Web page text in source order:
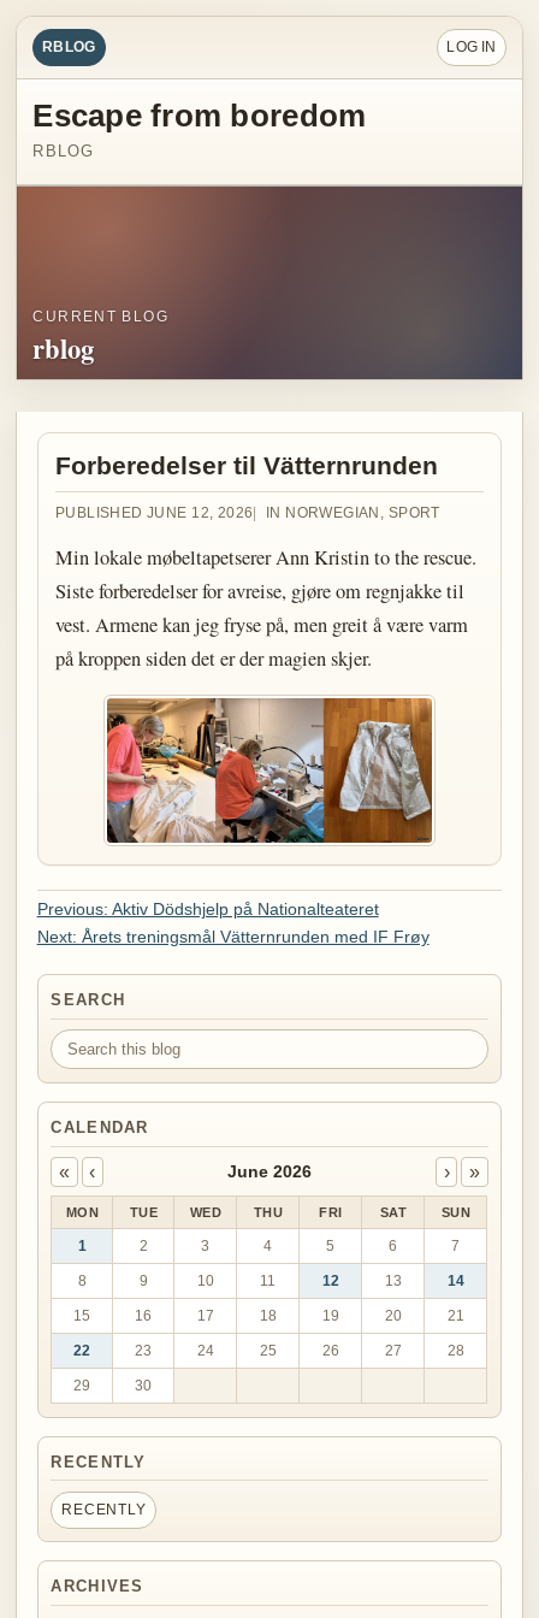
RBLOG LOG IN
Escape from boredom
RBLOG
CURRENT BLOG
rblog
Forberedelser til Vätternrunden
PUBLISHED JUNE 12, 2026 IN NORWEGIAN SPORT
Min lokale møbeltapetserer Ann Kristin to the rescue.
Siste forberedelser for avreise, gjøre om regnjakke til
vest. Armene kan jeg fryse på, men greit å være varm
på kroppen siden det er der magien skjer.
Previous: Aktiv Dödshjelp på Nationalteateret
Next: Årets treningsmål Vätternrunden med IF Frøy
SEARCH
Search this blog
CALENDAR
« ‹ June 2026 › »
MON TUE WED THU FRI SAT SUN
1 2 3 4 5 6 7
8 9 10 11 12 13 14
15 16 17 18 19 20 21
22 23 24 25 26 27 28
29 30
RECENTLY
RECENTLY
ARCHIVES